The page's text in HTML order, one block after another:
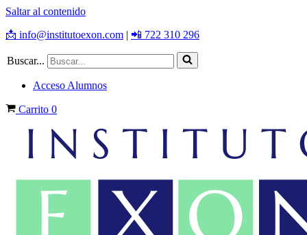
Saltar al contenido
📩 info@institutoexon.com | 📲 722 310 296
Buscar...
Acceso Alumnos
Carrito 0